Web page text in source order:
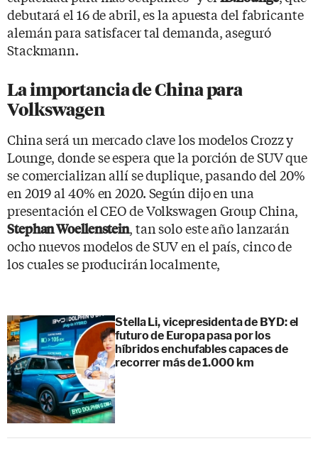
debutará el 16 de abril, es la apuesta del fabricante
alemán para satisfacer tal demanda, aseguró
Stackmann.
La importancia de China para
Volkswagen
China será un mercado clave los modelos Crozz y
Lounge, donde se espera que la porción de SUV que
se comercializan allí se duplique, pasando del 20%
en 2019 al 40% en 2020. Según dijo en una
presentación el CEO de Volkswagen Group China,
Stephan Woellenstein, tan solo este año lanzarán
ocho nuevos modelos de SUV en el país, cinco de
los cuales se producirán localmente,
Stella Li, vicepresidenta de BYD: el
futuro de Europa pasa por los
híbridos enchufables capaces de
recorrer más de 1.000 km